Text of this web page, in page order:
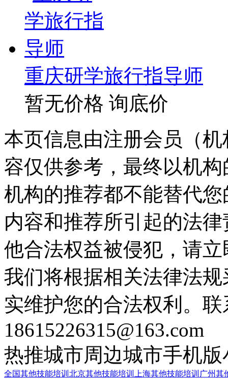
重庆研学旅行指导师
暂无价格 询底价
本页信息由注册会员（
容仅供参考，最终以机
机构的推荐都不能替代
内容和推荐所引起的法
他合法权益被侵犯，请
我们将根据相关法律法
实维护您的合法权利。
18615226315@163.com
热推城市周边城市手机版
全国其他技能培训 北京其他技能培训 上海其他技能培训 广州其